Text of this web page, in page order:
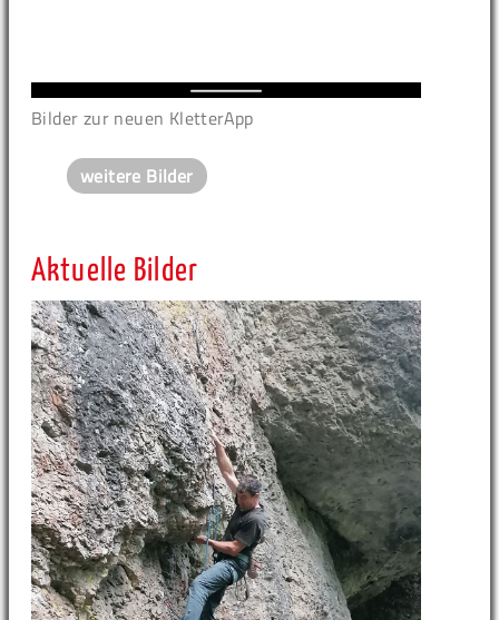
Bilder zur neuen KletterApp
weitere Bilder
Aktuelle Bilder